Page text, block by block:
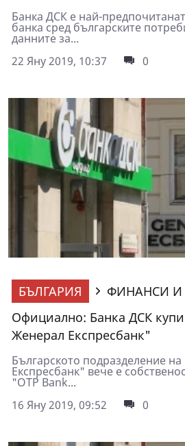
Банка ДСК е най-
банка сред българските
данните за...
22 Яну 2019, 10:37
0
БЪЛГАРИЯ
ФИНАНСИ И
Официално: Банка ДСК
Женерал Експресбанк"
Българското подразделение
Експресбанк" вече е
"OTP Bank...
16 Яну 2019, 09:52
0